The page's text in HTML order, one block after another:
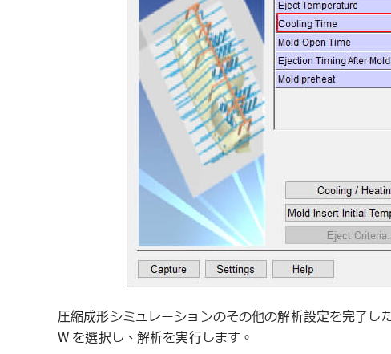
圧縮成形シミュレーションのその他の解析設定を完了し
W を選択し、解析を実行します。